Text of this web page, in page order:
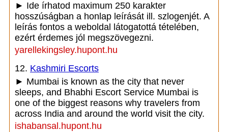
► Ide írhatod maximum 250 karakter
hosszúságban a honlap leírását ill. szlogenjét. A
leírás fontos a weboldal látogatottá tételében,
ezért érdemes jól megszövegezni.
yarellekingsley.hupont.hu
12. Kashmiri Escorts
► Mumbai is known as the city that never
sleeps, and Bhabhi Escort Service Mumbai is
one of the biggest reasons why travelers from
across India and around the world visit the city.
ishabansal.hupont.hu